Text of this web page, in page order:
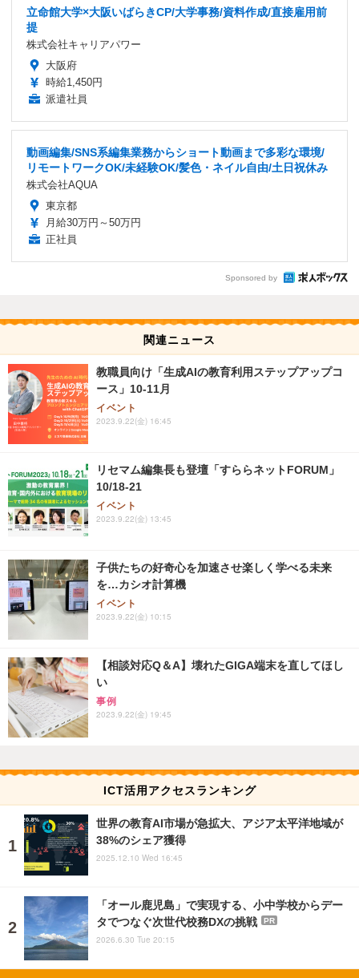
立命館大学×大阪いばらきCP/大学事務/資料作成/直接雇用前
提
株式会社キャリアパワー
大阪府
時給1,450円
派遣社員
動画編集/SNS系編集業務からショート動画まで多彩な環境/
リモートワークOK/未経験OK/髪色・ネイル自由/土日祝休み
株式会社AQUA
東京都
月給30万円～50万円
正社員
Sponsored by
関連ニュース
教職員向け「生成AIの教育利用ステップアップコ
ース」10-11月
イベント
2023.9.22(金) 16:45
リセマム編集長も登壇「すららネットFORUM」
10/18-21
イベント
2023.9.22(金) 13:45
子供たちの好奇心を加速させ楽しく学べる未来
を…カシオ計算機
イベント
2023.9.22(金) 10:15
【相談対応Q＆A】壊れたGIGA端末を直してほし
い
事例
2023.9.22(金) 19:45
ICT活用アクセスランキング
世界の教育AI市場が急拡大、アジア太平洋地域が
38%のシェア獲得
2025.12.10 Wed 16:45
「オール鹿児島」で実現する、小中学校からデー
タでつなぐ次世代校務DXの挑戦
PR
2026.6.30 Tue 20:15